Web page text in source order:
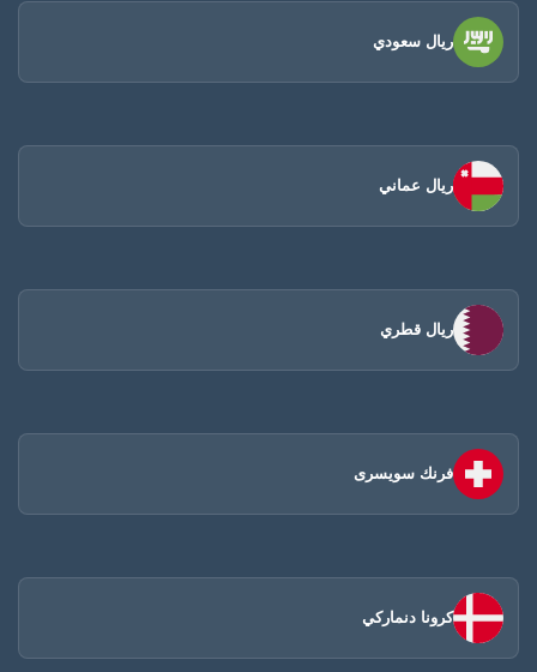
ريال سعودي
ريال عماني
ريال قطري
فرنك سويسرى
كرونا دنماركي